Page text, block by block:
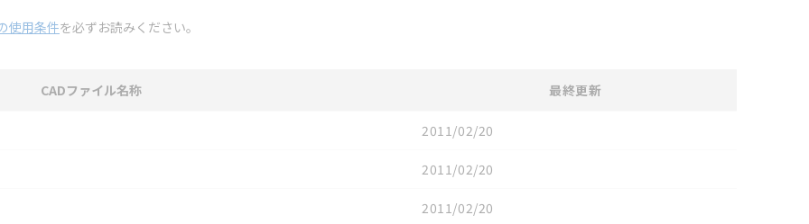
使用条件を必ずお読みください。
CADファイル名称 最終更新
2011/02/20
2011/02/20
2011/02/20